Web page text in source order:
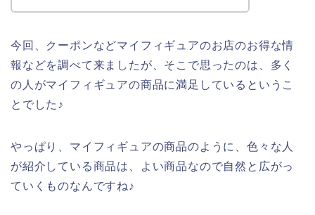
今回、クーポンなどマイフィギュアのお店のお得な情
報などを調べて来ましたが、そこで思ったのは、多く
の人がマイフィギュアの商品に満足しているというこ
とでした♪
やっぱり、マイフィギュアの商品のように、色々な人
が紹介している商品は、よい商品なので自然と広がっ
ていくものなんですね♪